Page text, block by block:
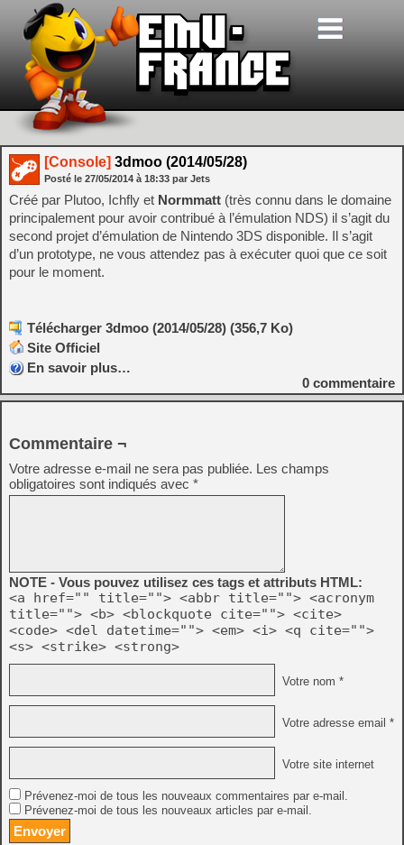
[Console] 3dmoo (2014/05/28)
Posté le 27/05/2014 à 18:33 par Jets
Créé par Plutoo, Ichfly et Normmatt (très connu dans le domaine
principalement pour avoir contribué à l’émulation NDS) il s’agit du
second projet d’émulation de Nintendo 3DS disponible. Il s’agit
d’un prototype, ne vous attendez pas à exécuter quoi que ce soit
pour le moment.
Télécharger 3dmoo (2014/05/28) (356,7 Ko)
Site Officiel
En savoir plus…
0 commentaire
Commentaire ¬
Votre adresse e-mail ne sera pas publiée. Les champs
obligatoires sont indiqués avec *
NOTE - Vous pouvez utilisez ces tags et attributs HTML:
<a href="" title=""> <abbr title=""> <acronym
title=""> <b> <blockquote cite=""> <cite>
<code> <del datetime=""> <em> <i> <q cite="">
<s> <strike> <strong>
Votre nom *
Votre adresse email *
Votre site internet
Prévenez-moi de tous les nouveaux commentaires par e-mail.
Prévenez-moi de tous les nouveaux articles par e-mail.